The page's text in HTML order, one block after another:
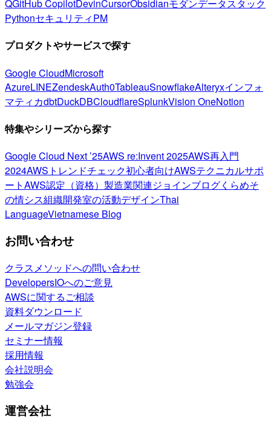
QGitHub CopilotDevinCursorObsidianモダンデータスタック
PythonセキュリティPM
プロダクトやサービスで探す
Google CloudMicrosoft
AzureLINEZendeskAuth0TableauSnowflakeAlteryxインフォ
マティカdbtDuckDBCloudflareSplunkVision OneNotion
特集やシリーズから探す
Google Cloud Next ’25AWS re:Invent 2025AWS再入門
2024AWSトレンドチェック初心者向けAWSテクニカルサポ
ートAWS認定（資格） 製造業関連ジョインブログくらめそ
の情シス組織開発室の活動デザインThai
LanguageVietnamese Blog
お問い合わせ
クラスメソッドへの問い合わせ
DevelopersIOへのご意見
AWSに関するご相談
資料ダウンロード
メールマガジン登録
セミナー情報
採用情報
会社説明会
勉強会
運営会社